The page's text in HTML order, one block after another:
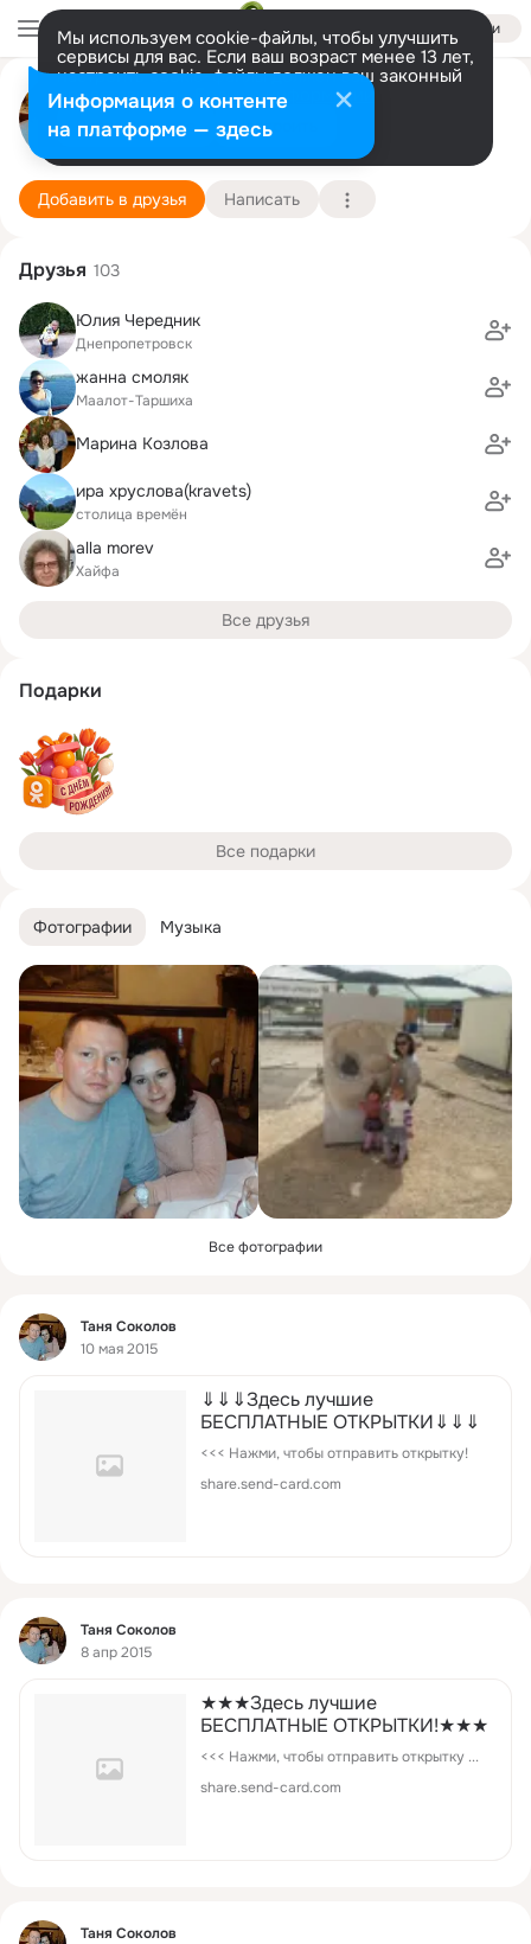
Войти
Мы используем cookie-файлы, чтобы улучшить
сервисы для вас. Если ваш возраст менее 13 лет,
настроить cookie-файлы должен ваш законный
представитель. Больше информации
Разрешить все Настроить
Таня Соколов
Maalot 2 сентября Подробнее
Добавить в друзья Написать
Фотографии Музыка
Все фотографии
Фид
Таня Соколов
10 мая 2015
⇓⇓⇓Здесь лучшие
БЕСПЛАТНЫЕ ОТКРЫТКИ⇓⇓⇓
<<< Нажми, чтобы отправить открытку!
share.send-card.com
Фид
Таня Соколов
8 апр 2015
★★★Здесь лучшие
БЕСПЛАТНЫЕ ОТКРЫТКИ!★★★
<<< Нажми, чтобы отправить открытку ...
share.send-card.com
Фид
Таня Соколов
Друзья 103
Юлия Чередник
Днепропетровск
жанна смоляк
Маалот-Таршиха
Марина Козлова
ира хруслова(kravets)
столица времён
alla morev
Хайфа
Все друзья
Подарки
Все подарки
Информация о контенте
на платформе — здесь